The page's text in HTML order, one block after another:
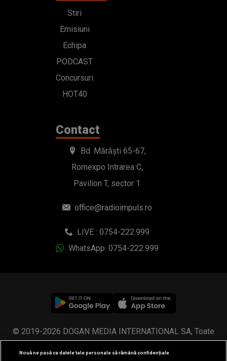
Stiri
Emisiuni
Echipa
PODCAST
Concursuri
HOT40
Contact
Bd. Mărăști 65-67,
Romexpo Intrarea C,
Pavilion T, sector 1
office@radioimpuls.ro
LIVE : 0754-222.999
WhatsApp: 0754-222.999
© 2019-2026 DOGAN MEDIA INTERNATIONAL SA, Toate
drepturile rezervate.
Nouă ne pasă ca datele tale personale să rămână confidențiale